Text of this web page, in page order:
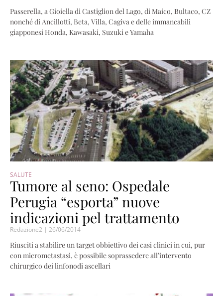
Passerella, a Gioiella di Castiglion del Lago, di Maico, Bultaco, CZ
nonché di Ancillotti, Beta, Villa, Cagiva e delle immancabili
giapponesi Honda, Kawasaki, Suzuki e Yamaha
SALUTE
Tumore al seno: Ospedale
Perugia “esporta” nuove
indicazioni pel trattamento
Redazione2 26/06/2014
Riusciti a stabilire un target obbiettivo dei casi clinici in cui, pur
con micrometastasi, è possibile soprassedere all’intervento
chirurgico dei linfonodi ascellari